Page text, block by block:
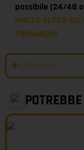
possibile (24/48
MOLTO ALTRO
TROVARCI!!!
Informazioni